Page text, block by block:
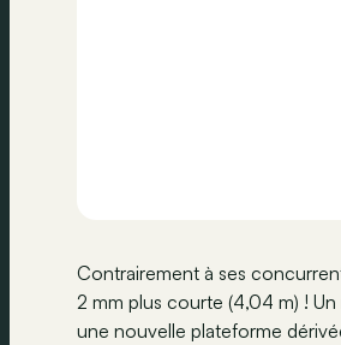
Contrairement à ses
2 mm plus courte (4,04 m) !
une nouvelle plateforme